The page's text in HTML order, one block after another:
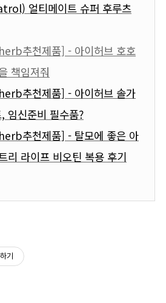
얼티메이트 슈퍼 후루츠
추천제품] - 아이허브 호호
책임져줘
추천제품] - 아이허브 솔가
임신준비 필수품?
추천제품] - 탈모에 좋은 아
리 라이프 비오틴 복용 후기
기